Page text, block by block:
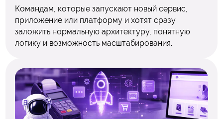
Командам, которые запускают новый сервис,
приложение или платформу и хотят сразу
заложить нормальную архитектуру, понятную
логику и возможность масштабирования.